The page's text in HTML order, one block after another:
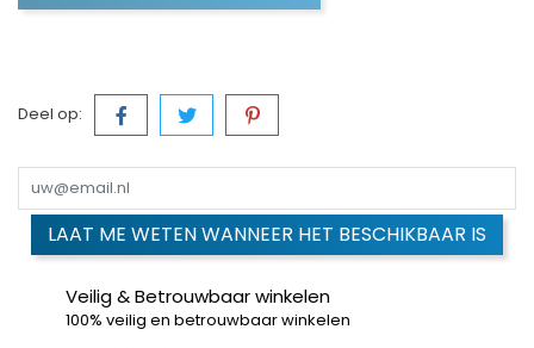
Deel op:
LAAT ME WETEN WANNEER HET BESCHIKBAAR IS
Veilig & Betrouwbaar winkelen
100% veilig en betrouwbaar winkelen